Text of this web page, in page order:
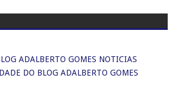
ADALBERTO GOMES NOTICIAS
DO BLOG ADALBERTO GOMES